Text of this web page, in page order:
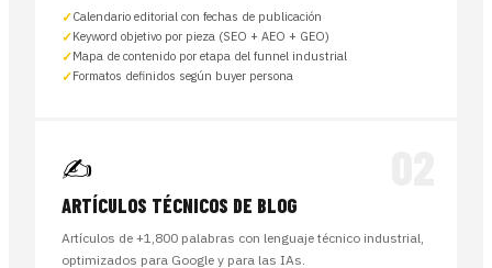
Calendario editorial con fechas de publicación
Keyword objetivo por pieza (SEO + AEO + GEO)
Mapa de contenido por etapa del funnel industrial
Formatos definidos según buyer persona
✍️
ARTÍCULOS TÉCNICOS DE BLOG
Artículos de +1,800 palabras con lenguaje técnico industrial,
optimizados para Google y para las IAs.